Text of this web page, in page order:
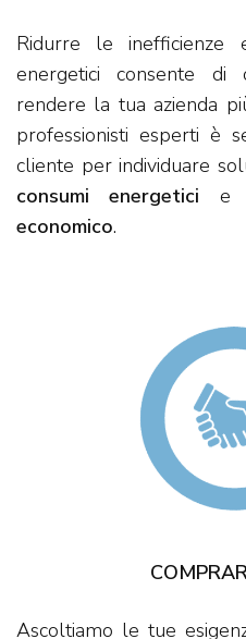
Ridurre le inefficienze
energetici consente di
rendere la tua azienda
professionisti esperti è
cliente per individuare
consumi energetici e
economico.
Ascoltiamo le tue